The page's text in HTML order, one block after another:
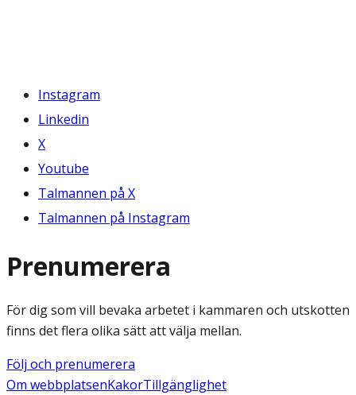
Instagram
Linkedin
X
Youtube
Talmannen på X
Talmannen på Instagram
Prenumerera
För dig som vill bevaka arbetet i kammaren och utskotten
finns det flera olika sätt att välja mellan.
Följ och prenumerera
Om webbplatsenKakorTillgänglighet